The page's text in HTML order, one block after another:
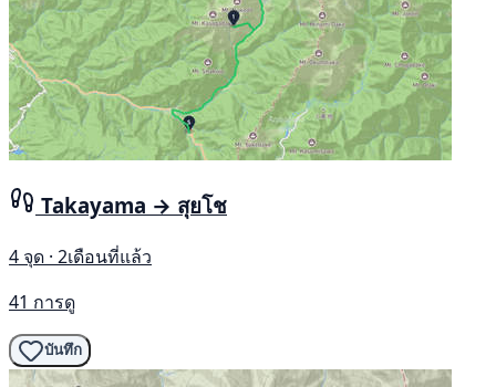
Takayama → สุยโช
4 จุด · 2เดือนที่แล้ว
41 การดู
บันทึก